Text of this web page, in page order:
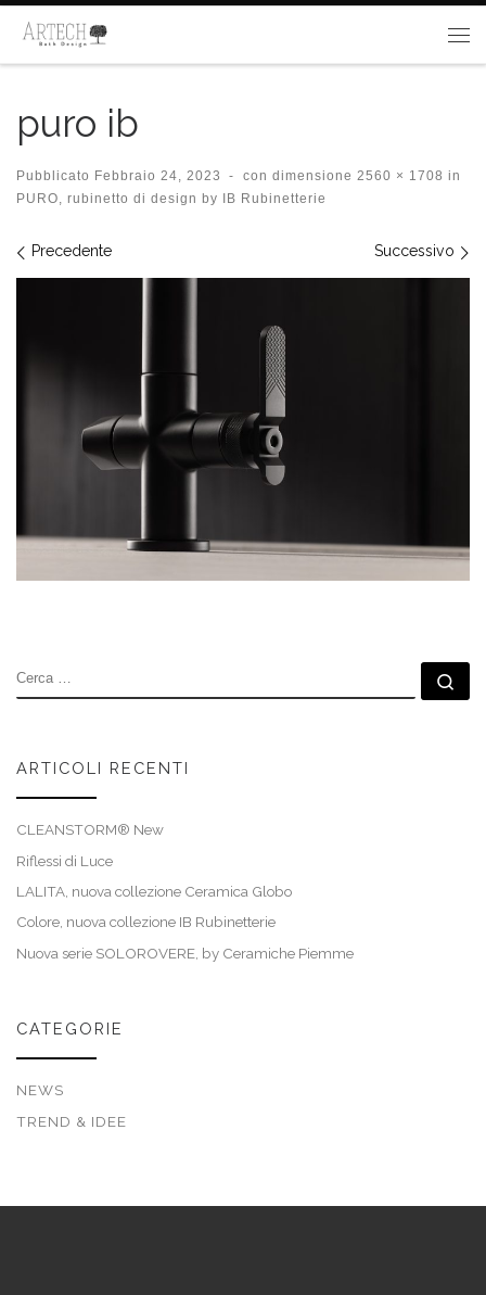
Passa al contenuto
puro ib
Pubblicato Febbraio 24, 2023 - con dimensione 2560 × 1708 in
PURO, rubinetto di design by IB Rubinetterie
Navigazione immagini
Precedente Successivo
CERCA
ARTICOLI RECENTI
CLEANSTORM® New
Riflessi di Luce
LALITA, nuova collezione Ceramica Globo
Colore, nuova collezione IB Rubinetterie
Nuova serie SOLOROVERE, by Ceramiche Piemme
CATEGORIE
NEWS
TREND & IDEE